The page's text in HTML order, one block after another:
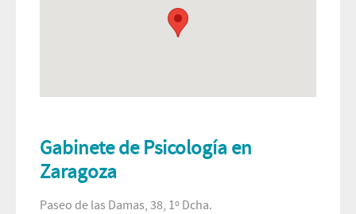
Gabinete de Psicología en
Zaragoza
Paseo de las Damas, 38, 1º Dcha.